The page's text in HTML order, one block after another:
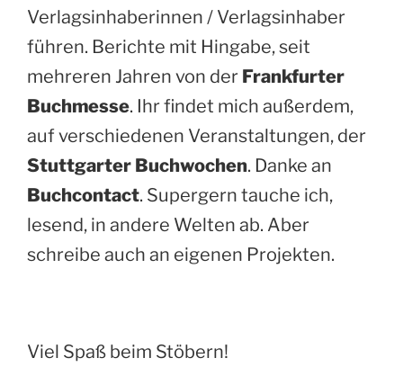
Verlagsinhaberinnen / Verlagsinhaber
führen. Berichte mit Hingabe, seit
mehreren Jahren von der Frankfurter
Buchmesse. Ihr findet mich außerdem,
auf verschiedenen Veranstaltungen, der
Stuttgarter Buchwochen. Danke an
Buchcontact. Supergern tauche ich,
lesend, in andere Welten ab. Aber
schreibe auch an eigenen Projekten.
Viel Spaß beim Stöbern!